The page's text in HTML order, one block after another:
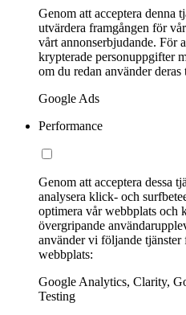
Genom att acceptera denna
utvärdera framgången för
vårt annonserbjudande. För
krypterade personuppgifter
om du redan använder deras
Google Ads
Performance
Genom att acceptera dessa
analysera klick- och
optimera vår webbplats och
övergripande
använder vi följande tjänster
webbplats:
Google Analytics, Clarity,
Testing